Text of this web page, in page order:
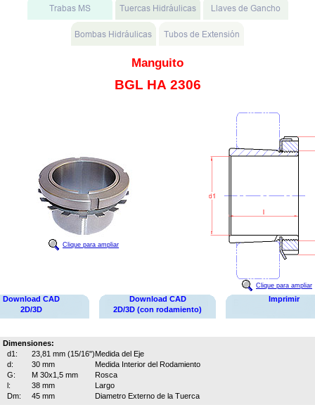
Manguito
BGL HA 2306
Clique para ampliar
Clique para ampliar
Download CAD
2D/3D
Download CAD
2D/3D (con rodamiento)
Imprimir
Dimensiones:
d1:
23,81 mm (15/16")Medida del Eje
d:
30 mm
Medida Interior del Rodamiento
G:
M 30x1,5 mm
Rosca
l:
38 mm
Largo
Dm:
45 mm
Diametro Externo de la Tuerca